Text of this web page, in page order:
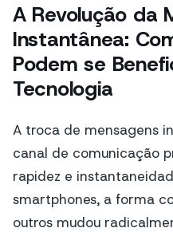
A Revolução da
Instantânea:
Podem se
Tecnologia
A troca de mensagens
canal de comunicação
rapidez e
smartphones, a forma
outros mudou